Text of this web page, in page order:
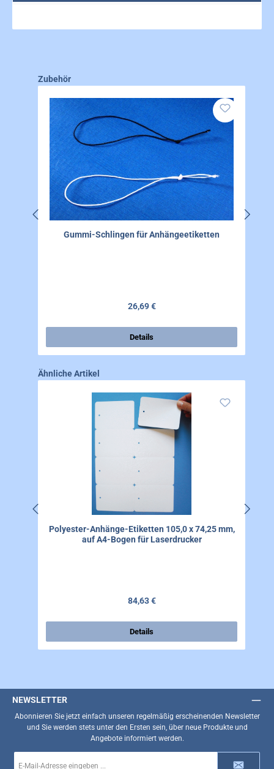
Produktgalerie überspringen
Zubehör
Gummi-Schlingen für Anhängeetiketten
Regulärer Preis:
26,69 €
Details
Produktgalerie überspringen
Ähnliche Artikel
Polyester-Anhänge-Etiketten 105,0 x 74,25 mm,
auf A4-Bogen für Laserdrucker
Regulärer Preis:
84,63 €
Details
NEWSLETTER
Abonnieren Sie jetzt einfach unseren regelmäßig erscheinenden Newsletter
und Sie werden stets unter den Ersten sein, über neue Produkte und
Angebote informiert werden.
Mail-